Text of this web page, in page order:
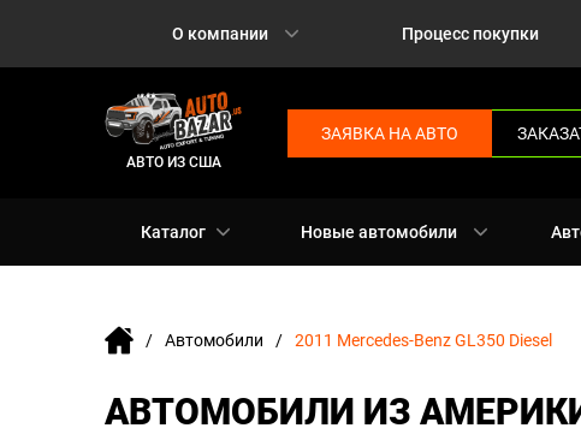
О компании Процесс покупки
АВТО ИЗ США
ЗАЯВКА НА АВТО
Каталог Новые автомобили
Автомобили 2011 Mercedes-Benz GL350 Diesel
АВТОМОБИЛИ ИЗ АМЕРИКИ